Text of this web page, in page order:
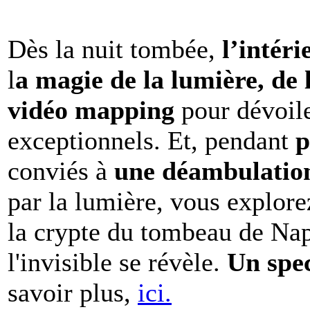
Dès la nuit tombée,
la magie de la lumière,
vidéo mapping pour
exceptionnels. Et, pendant
conviés à une
par la lumière, vous
la crypte du tombeau de
l'invisible se révèle. Un
savoir plus, ici.